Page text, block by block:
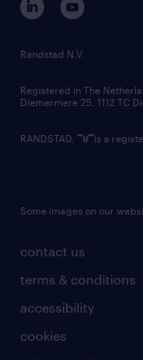
randstad innovation
country websites
contact us
terms & conditions
accessibility
cookies
Randstad N.V.
Registered in The
Diemermere 25, 1112 TC
RANDSTAD, is a
Some images on our